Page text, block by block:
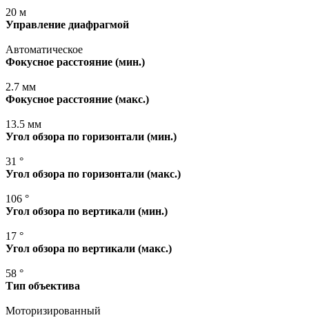
20 м
Управление диафрагмой
Автоматическое
Фокусное расстояние (мин.)
2.7 мм
Фокусное расстояние (макс.)
13.5 мм
Угол обзора по горизонтали (мин.)
31 °
Угол обзора по горизонтали (макс.)
106 °
Угол обзора по вертикали (мин.)
17 °
Угол обзора по вертикали (макс.)
58 °
Тип объектива
Моторизированный